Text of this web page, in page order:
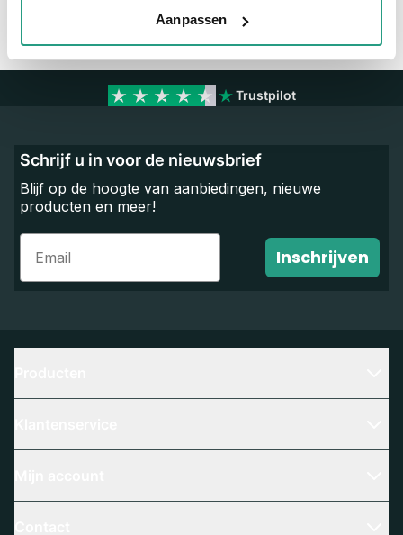
Aanpassen
Trustpilot
Schrijf u in voor de nieuwsbrief
Blijf op de hoogte van aanbiedingen, nieuwe
producten en meer!
Email
Inschrijven